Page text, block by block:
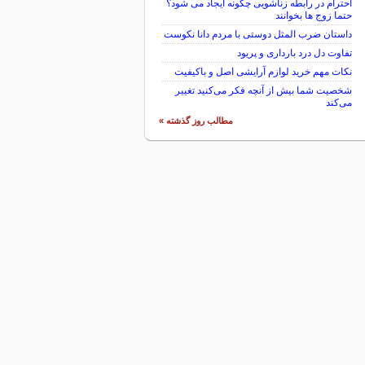
احترام در رابطه زناشویی چگونه ایجاد می شود؟
حتما زوج ها بخوانند
داستان ضرب المثل دوستی با مردم دانا نكوست
تفاوت دل درد بارداری و پریود
نکات مهم خرید لوازم آرایشی اصل و باکیفیت
شخصیت شما بیش از آنچه فکر می‌کنید تغییر
می‌کند
مطالب روز گذشته »